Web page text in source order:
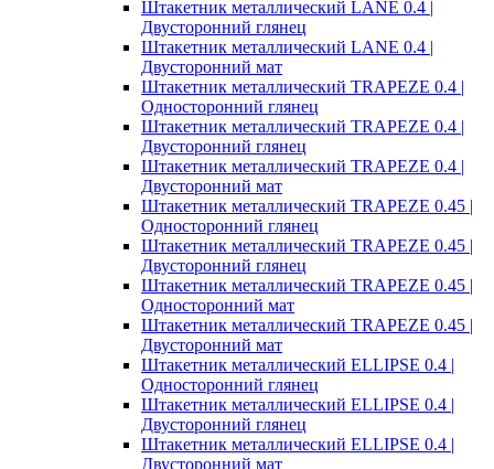
Штакетник металлический LANE 0.4 |
Двусторонний глянец
Штакетник металлический LANE 0.4 |
Двусторонний мат
Штакетник металлический TRAPEZE 0.4 |
Односторонний глянец
Штакетник металлический TRAPEZE 0.4 |
Двусторонний глянец
Штакетник металлический TRAPEZE 0.4 |
Двусторонний мат
Штакетник металлический TRAPEZE 0.45 |
Односторонний глянец
Штакетник металлический TRAPEZE 0.45 |
Двусторонний глянец
Штакетник металлический TRAPEZE 0.45 |
Односторонний мат
Штакетник металлический TRAPEZE 0.45 |
Двусторонний мат
Штакетник металлический ELLIPSE 0.4 |
Односторонний глянец
Штакетник металлический ELLIPSE 0.4 |
Двусторонний глянец
Штакетник металлический ELLIPSE 0.4 |
Двусторонний мат